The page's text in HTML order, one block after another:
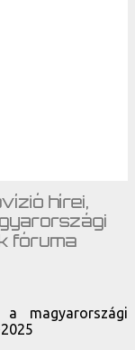
magyarországi